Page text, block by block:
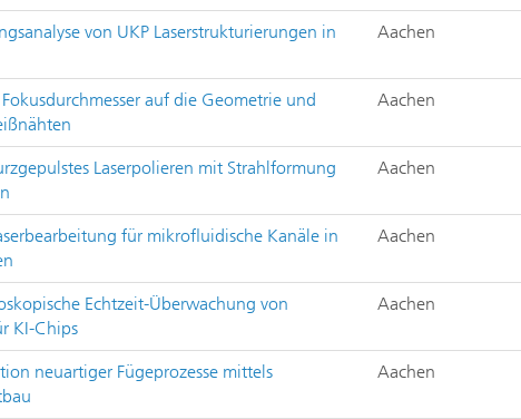
von UKP Laserstrukturierungen in
Aachen
auf die Geometrie und
Aachen
Laserpolieren mit Strahlformung
Aachen
für mikrofluidische Kanäle in
Aachen
Echtzeit-Überwachung von
KI-Chips
Aachen
neuartiger Fügeprozesse mittels
Aachen